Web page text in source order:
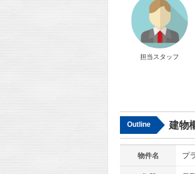
担当スタッフ
Outline 建物
物件名 プ